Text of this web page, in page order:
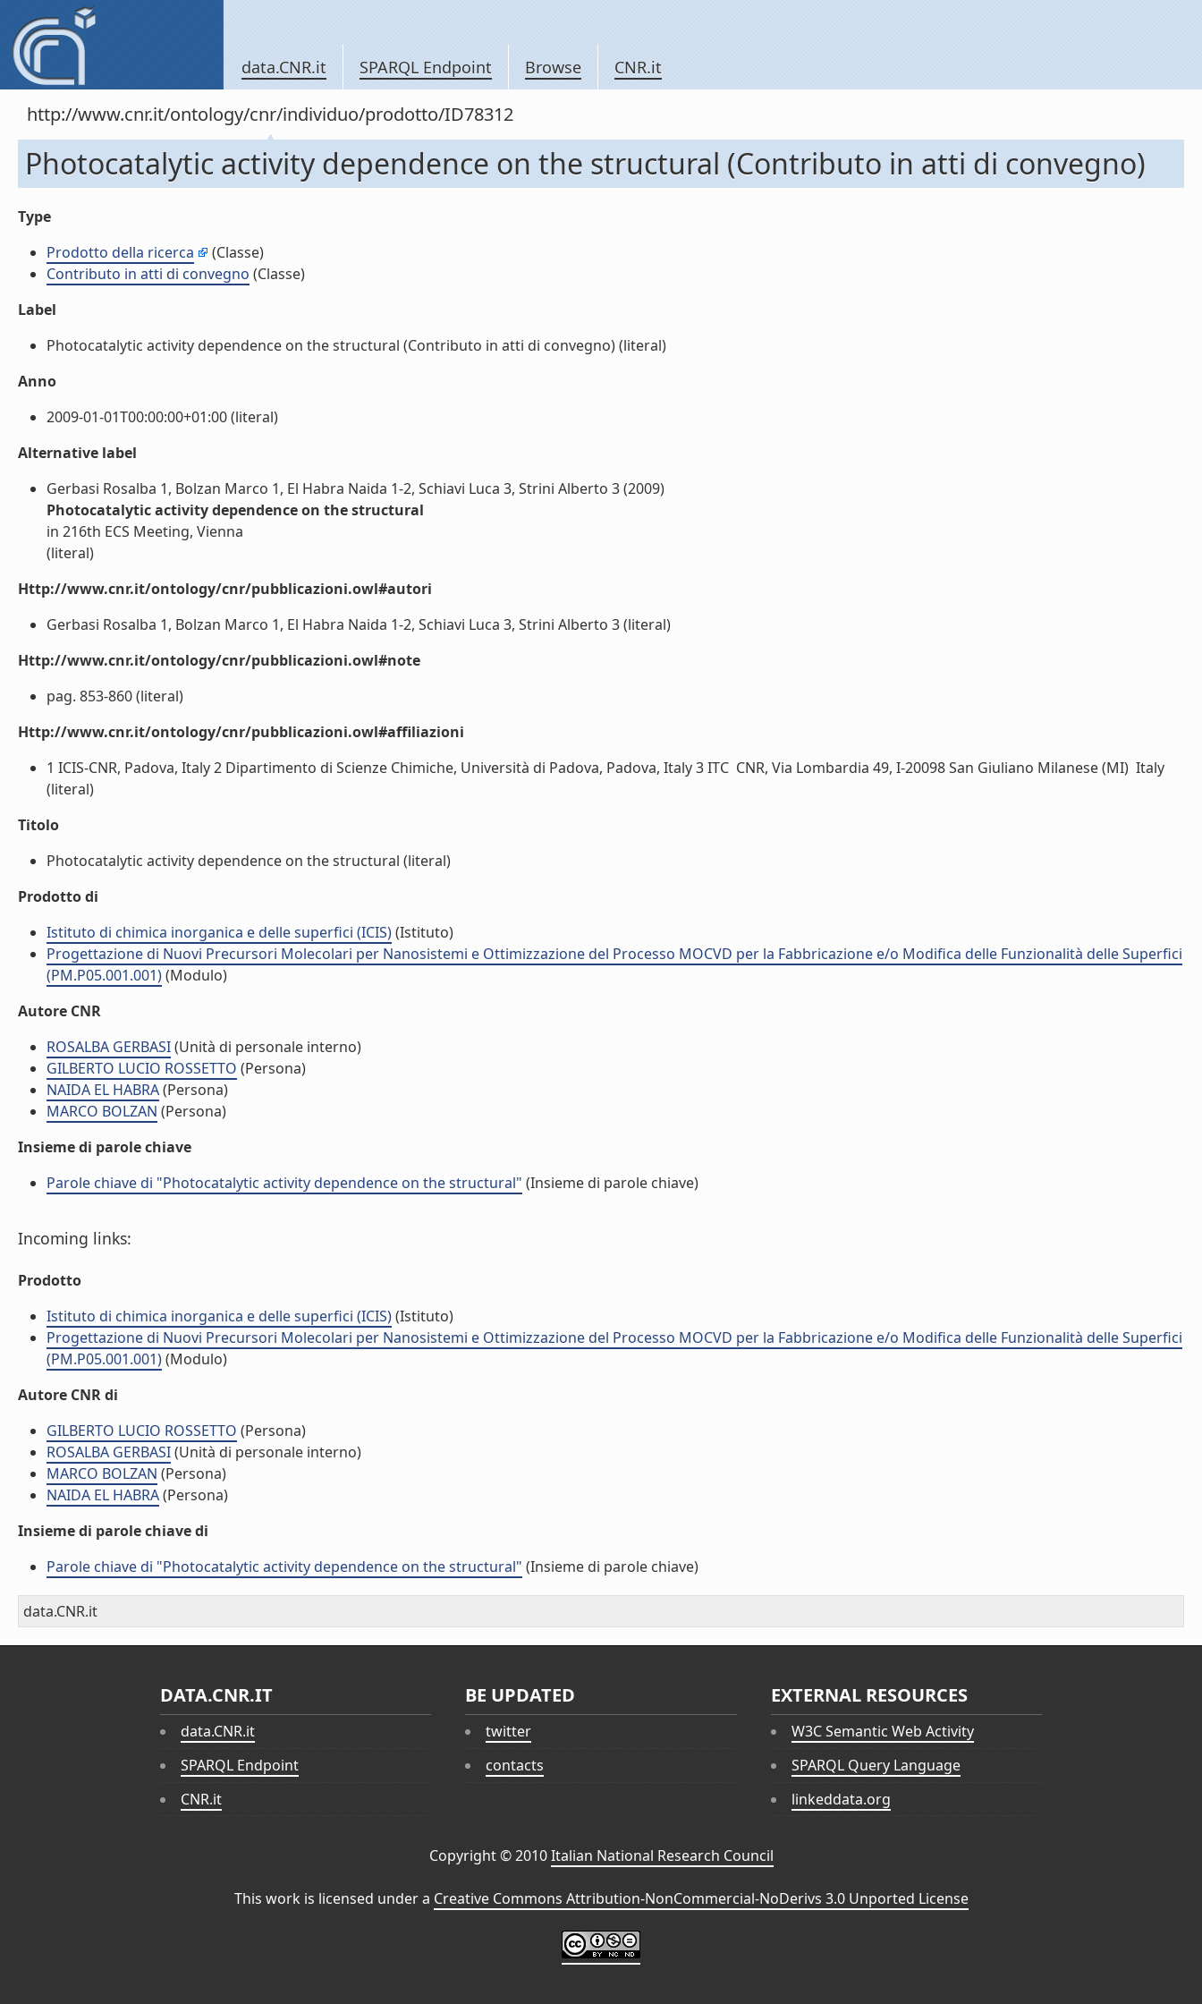
data.CNR.it SPARQL Endpoint Browse CNR.it
http://www.cnr.it/ontology/cnr/individuo/prodotto/ID78312
Photocatalytic activity dependence on the structural (Contributo in atti di convegno)
Type
Prodotto della ricerca
(Classe)
Contributo in atti di convegno (Classe)
Label
Photocatalytic activity dependence on the structural (Contributo in atti di convegno) (literal)
Anno
2009-01-01T00:00:00+01:00 (literal)
Alternative label
Gerbasi Rosalba 1, Bolzan Marco 1, El Habra Naida 1-2, Schiavi Luca 3, Strini Alberto 3 (2009)
Photocatalytic activity dependence on the structural
in 216th ECS Meeting, Vienna
(literal)
Http://www.cnr.it/ontology/cnr/pubblicazioni.owl#autori
Gerbasi Rosalba 1, Bolzan Marco 1, El Habra Naida 1-2, Schiavi Luca 3, Strini Alberto 3 (literal)
Http://www.cnr.it/ontology/cnr/pubblicazioni.owl#note
pag. 853-860 (literal)
Http://www.cnr.it/ontology/cnr/pubblicazioni.owl#affiliazioni
1 ICIS-CNR, Padova, Italy 2 Dipartimento di Scienze Chimiche, Università di Padova, Padova, Italy 3 ITC  CNR, Via Lombardia 49, I-20098 San Giuliano Milanese (MI)  Italy
(literal)
Titolo
Photocatalytic activity dependence on the structural (literal)
Prodotto di
Istituto di chimica inorganica e delle superfici (ICIS)(Istituto)
Progettazione di Nuovi Precursori Molecolari per Nanosistemi e Ottimizzazione del Processo MOCVD per la Fabbricazione e/o Modifica delle Funzionalità delle Superfici
(PM.P05.001.001)(Modulo)
Autore CNR
ROSALBA GERBASI(Unità di personale interno)
GILBERTO LUCIO ROSSETTO (Persona)
NAIDA EL HABRA(Persona)
MARCO BOLZAN (Persona)
Insieme di parole chiave
Parole chiave di "Photocatalytic activity dependence on the structural" (Insieme di parole chiave)
Incoming links:
Prodotto
Istituto di chimica inorganica e delle superfici (ICIS)(Istituto)
Progettazione di Nuovi Precursori Molecolari per Nanosistemi e Ottimizzazione del Processo MOCVD per la Fabbricazione e/o Modifica delle Funzionalità delle Superfici
(PM.P05.001.001)(Modulo)
Autore CNR di
GILBERTO LUCIO ROSSETTO (Persona)
ROSALBA GERBASI(Unità di personale interno)
MARCO BOLZAN (Persona)
NAIDA EL HABRA(Persona)
Insieme di parole chiave di
Parole chiave di "Photocatalytic activity dependence on the structural" (Insieme di parole chiave)
data.CNR.it
DATA.CNR.IT
data.CNR.it
SPARQL Endpoint
CNR.it
BE UPDATED
twitter
contacts
EXTERNAL RESOURCES
W3C Semantic Web Activity
SPARQL Query Language
linkeddata.org
Copyright © 2010Italian National Research Council
This work is licensed under a Creative Commons Attribution-NonCommercial-NoDerivs 3.0 Unported License